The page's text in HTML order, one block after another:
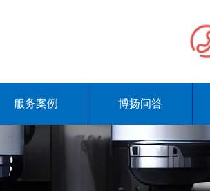
服务案例 博扬问答